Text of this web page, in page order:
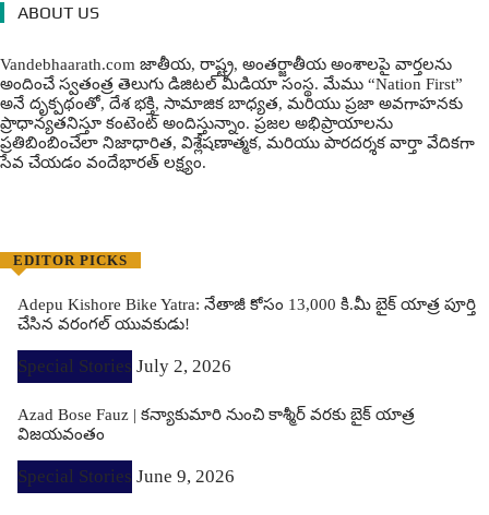
ABOUT US
Vandebhaarath.com జాతీయ, రాష్ట్ర, అంతర్జాతీయ అంశాలపై వార్తలను
అందించే స్వతంత్ర తెలుగు డిజిటల్ మీడియా సంస్థ. మేము “Nation First”
అనే దృక్పథంతో, దేశ భక్తి, సామాజిక బాధ్యత, మరియు ప్రజా అవగాహనకు
ప్రాధాన్యతనిస్తూ కంటెంట్ అందిస్తున్నాం. ప్రజల అభిప్రాయాలను
ప్రతిబింబించేలా నిజాధారిత, విశ్లేషణాత్మక, మరియు పారదర్శక వార్తా వేదికగా
సేవ చేయడం వందేభార‌త్ ల‌క్ష్యం.
EDITOR PICKS
Adepu Kishore Bike Yatra: నేతాజీ కోసం 13,000 కి.మీ బైక్ యాత్ర పూర్తి
చేసిన వరంగల్ యువకుడు!
Special Stories July 2, 2026
Azad Bose Fauz | కన్యాకుమారి నుంచి కాశ్మీర్ వరకు బైక్ యాత్ర
విజయవంతం
Special Stories June 9, 2026